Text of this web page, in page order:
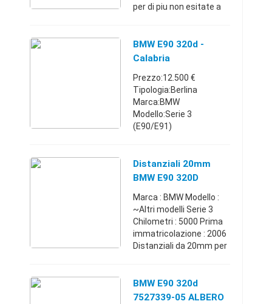
per di piu non esitate a
BMW E90 320d -
Calabria
Prezzo:12.500 €
Tipologia:Berlina
Marca:BMW
Modello:Serie 3
(E90/E91)
immatricolazione:2009
Km:130.000 - 139.999
Comune:Cosenza (CS)
Vendo come ...
Distanziali 20mm
BMW E90 320D
Marca : BMW Modello :
~Altri modelli Serie 3
Chilometri : 5000 Prima
immatricolazione : 2006
Distanziali da 20mm per
all origine pagati
100euroTerni (Tern ...
BMW E90 320d
7527339-05 ALBERO